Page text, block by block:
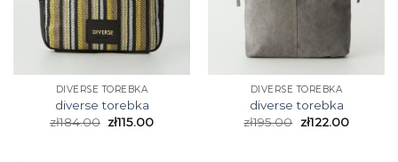
DIVERSE TOREBKA
diverse torebka
zł184.00 zł115.00
DIVERSE TOREBKA
diverse torebka
zł195.00 zł122.00